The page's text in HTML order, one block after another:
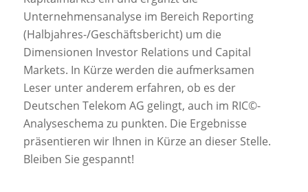
Unternehmensanalyse im Bereich Reporting
(Halbjahres-/Geschäftsbericht) um die
Dimensionen Investor Relations und Capital
Markets. In Kürze werden die aufmerksamen
Leser unter anderem erfahren, ob es der
Deutschen Telekom AG gelingt, auch im RIC©-
Analyseschema zu punkten. Die Ergebnisse
präsentieren wir Ihnen in Kürze an dieser Stelle.
Bleiben Sie gespannt!